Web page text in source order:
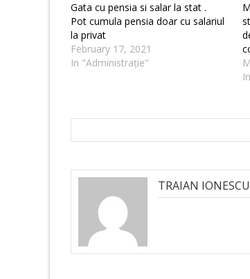
Gata cu pensia si salar la stat .
Pot cumula pensia doar cu salariul
la privat
February 17, 2021
In "Administrație"
TRAIAN IONESCU